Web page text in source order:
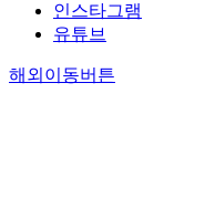
인스타그램
유튜브
해외이동버튼